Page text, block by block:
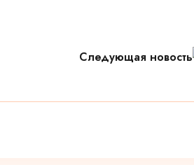
Следующая новость